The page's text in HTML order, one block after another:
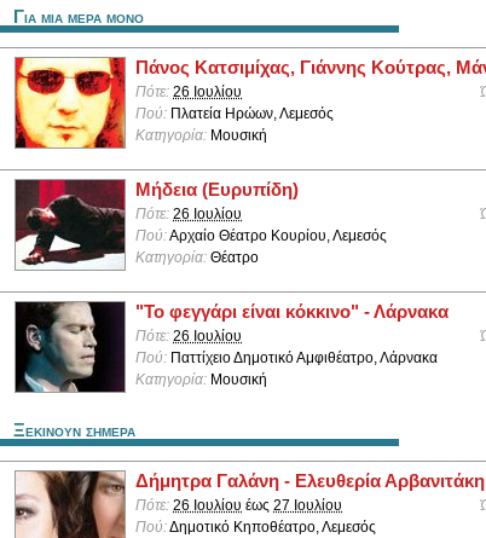
Για μια μερα μονο
Πάνος Κατσιμίχας, Γιάννης Κούτρας,
Πότε: 26 Ιουλίου
Πού: Πλατεία Ηρώων, Λεμεσός
Κατηγορία: Μουσική
Μήδεια (Ευρυπίδη)
Πότε: 26 Ιουλίου
Πού:Αρχαίο Θέατρο Κουρίου, Λεμεσός
Κατηγορία: Θέατρο
"Το φεγγάρι είναι κόκκινο" - Λάρνακα
Πότε: 26 Ιουλίου
Πού: Παττίχειο Δημοτικό Αμφιθέατρο, Λάρνακα
Κατηγορία: Μουσική
Ξεκινουν σημερα
Δήμητρα Γαλάνη - Ελευθερία
Πότε: 26 Ιουλίου έως 27 Ιουλίου
Πού:Δημοτικό Κηποθέατρο, Λεμεσός